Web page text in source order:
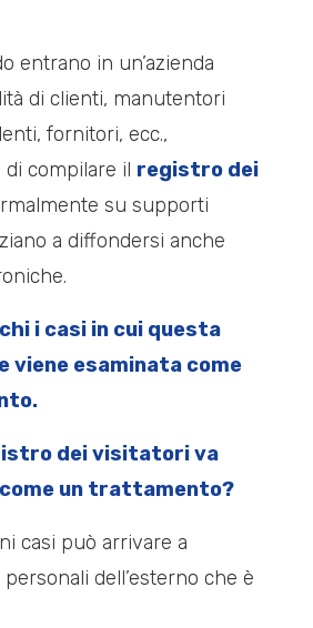
entrano in un’azienda
di clienti, manutentori
fornitori, ecc.,
compilare il registro dei
su supporti
a diffondersi anche
i casi in cui questa
viene esaminata come
dei visitatori va
un trattamento?
casi può arrivare a
dell’esterno che è